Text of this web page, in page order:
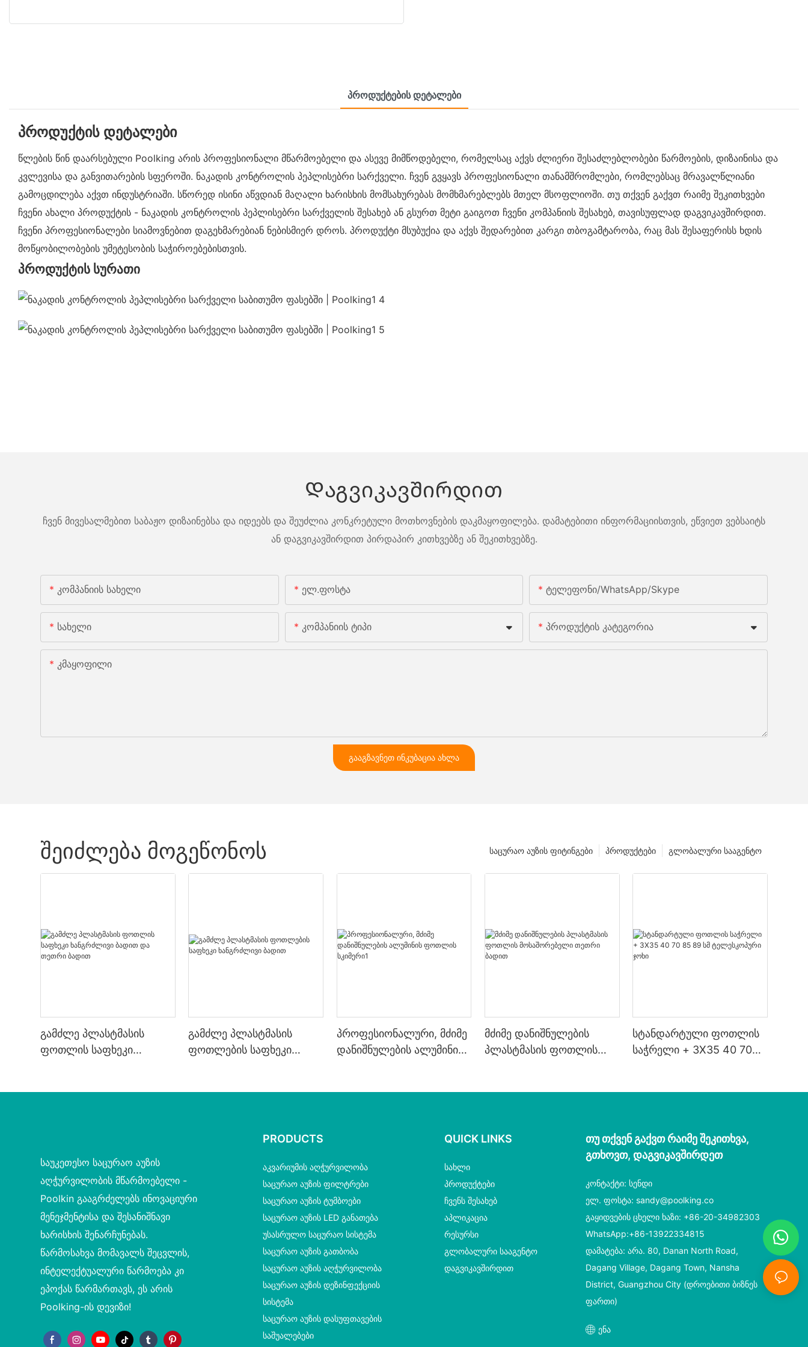
Პროდუქტების Დეტალები
პროდუქტის დეტალები
წლების წინ დაარსებული Poolking არის პროფესიონალი მწარმოებელი და ასევე მიმწოდებელი, რომელსაც აქვს ძლიერი შესაძლებლობები წარმოების, დიზაინისა და
კვლევისა და განვითარების სფეროში. ნაკადის კონტროლის პეპლისებრი სარქველი. ჩვენ გვყავს პროფესიონალი თანამშრომლები, რომლებსაც მრავალწლიანი
გამოცდილება აქვთ ინდუსტრიაში. სწორედ ისინი აწვდიან მაღალი ხარისხის მომსახურებას მომხმარებლებს მთელ მსოფლიოში. თუ თქვენ გაქვთ რაიმე შეკითხვები
ჩვენი ახალი პროდუქტის - ნაკადის კონტროლის პეპლისებრი სარქველის შესახებ ან გსურთ მეტი გაიგოთ ჩვენი კომპანიის შესახებ, თავისუფლად დაგვიკავშირდით.
ჩვენი პროფესიონალები სიამოვნებით დაგეხმარებიან ნებისმიერ დროს. პროდუქტი მსუბუქია და აქვს შედარებით კარგი თბოგამტარობა, რაც მას შესაფერისს ხდის
მოწყობილობების უმეტესობის საჭიროებებისთვის.
პროდუქტის სურათი
Დაგვიკავშირდით
ჩვენ მივესალმებით საბაჟო დიზაინებსა და იდეებს და შეუძლია კონკრეტული მოთხოვნების დაკმაყოფილება. დამატებითი ინფორმაციისთვის, ეწვიეთ ვებსაიტს
ან დაგვიკავშირდით პირდაპირ კითხვებზე ან შეკითხვებზე.
Კომპანიის Სახელი Ელ.ფოსტა Ტელეფონი/WhatsApp/Skype
Სახელი Კომპანიის Ტიპი Პროდუქტის Კატეგორია
Კმაყოფილი
ᲒᲐᲐᲒᲖᲐᲕᲜᲔᲗ ᲘᲜᲙᲣᲑᲐᲪᲘᲐ ᲐᲮᲚᲐ
ᲨᲔᲘᲫᲚᲔᲑᲐ ᲛᲝᲒᲔᲬᲝᲜᲝᲡ გლობალური სააგენტო
პროდუქტები
საცურაო აუზის ფიტინგები
გამძლე პლასტმასის
ფოთლის საფხეკი
გამძლე პლასტმასის
ფოთლების საფხეკი
პროფესიონალური, მძიმე
დანიშნულების ალუმინის
მძიმე დანიშნულების
პლასტმასის ფოთლის
სტანდარტული ფოთლის
საჭრელი + 3X35 40 70
საუკეთესო საცურაო აუზის
აღჭურვილობის მწარმოებელი -
Poolkin გააგრძელებს ინოვაციური
მენეჯმენტისა და შესანიშნავი
ხარისხის შენარჩუნებას.
წარმოსახვა მომავალს შეცვლის,
ინტელექტუალური წარმოება კი
ეპოქას წარმართავს, ეს არის
Poolking-ის დევიზი!
PRODUCTS
Აკვარიუმის Აღჭურვილობა
Საცურაო Აუზის Ფილტრები
Საცურაო Აუზის Ტუმბოები
Საცურაო Აუზის LED Განათება
Უსასრულო Საცურაო Სისტემა
Საცურაო Აუზის Გათბობა
Საცურაო Აუზის Აღჭურვილობა
Საცურაო Აუზის Დეზინფექციის
Სისტემა
Საცურაო Აუზის Დასუფთავების
Საშუალებები
QUICK LINKS
ᲡᲐᲮᲚᲘ
ᲞᲠᲝᲓᲣᲥᲢᲔᲑᲘ
ᲩᲕᲔᲜᲡ ᲨᲔᲡᲐᲮᲔᲑ
ᲐᲞᲚᲘᲙᲐᲪᲘᲐ
ᲠᲔᲡᲣᲠᲡᲘ
ᲒᲚᲝᲑᲐᲚᲣᲠᲘ ᲡᲐᲐᲒᲔᲜᲢᲝ
ᲓᲐᲒᲕᲘᲙᲐᲕᲨᲘᲠᲓᲘᲗ
Თუ Თქვენ Გაქვთ Რაიმე Შეკითხვა,
Გთხოვთ, Დაგვიკავშირდეთ
კონტაქტი: სენდი
ელ. ფოსტა:sandy@poolking.co
გაყიდვების ცხელი ხაზი: +86-20-34982303
WhatsApp:+86-13922334815
დამატება: არა. 80, Danan North Road,
Dagang Village, Dagang Town, Nansha
District, Guangzhou City (დროებითი ბიზნეს
ფართი)
ენა